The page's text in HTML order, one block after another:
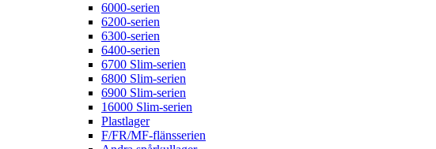
6000-serien
6200-serien
6300-serien
6400-serien
6700 Slim-serien
6800 Slim-serien
6900 Slim-serien
16000 Slim-serien
Plastlager
F/FR/MF-flänsserien